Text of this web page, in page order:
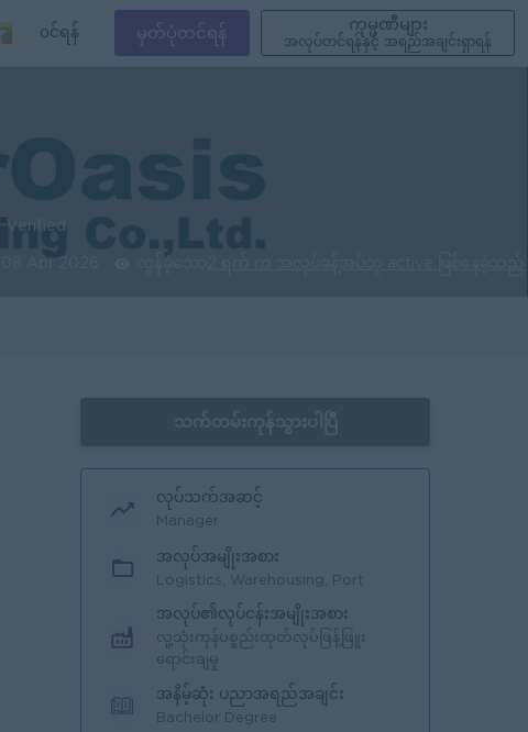
၀င်ရန် မှတ်ပုံတင်ရန်
ကုမ္ပဏီများ
အလုပ်တင်ရန်နှင့် အရည်အချင်းရှာရန်
Verified
လုပ်သက်အဆင့်
Manager
အလုပ်အမျိုးအစား
Logistics, Warehousing, Port
အလုပ်၏လုပ်ငန်းအမျိုးအစား
လူ့သုံးကုန်ပစ္စည်းထုတ်လုပ်ဖြန့်ဖြူး
ရောင်းချမှု
အနိမ့်ဆုံး ပညာအရည်အချင်း
Bachelor Degree